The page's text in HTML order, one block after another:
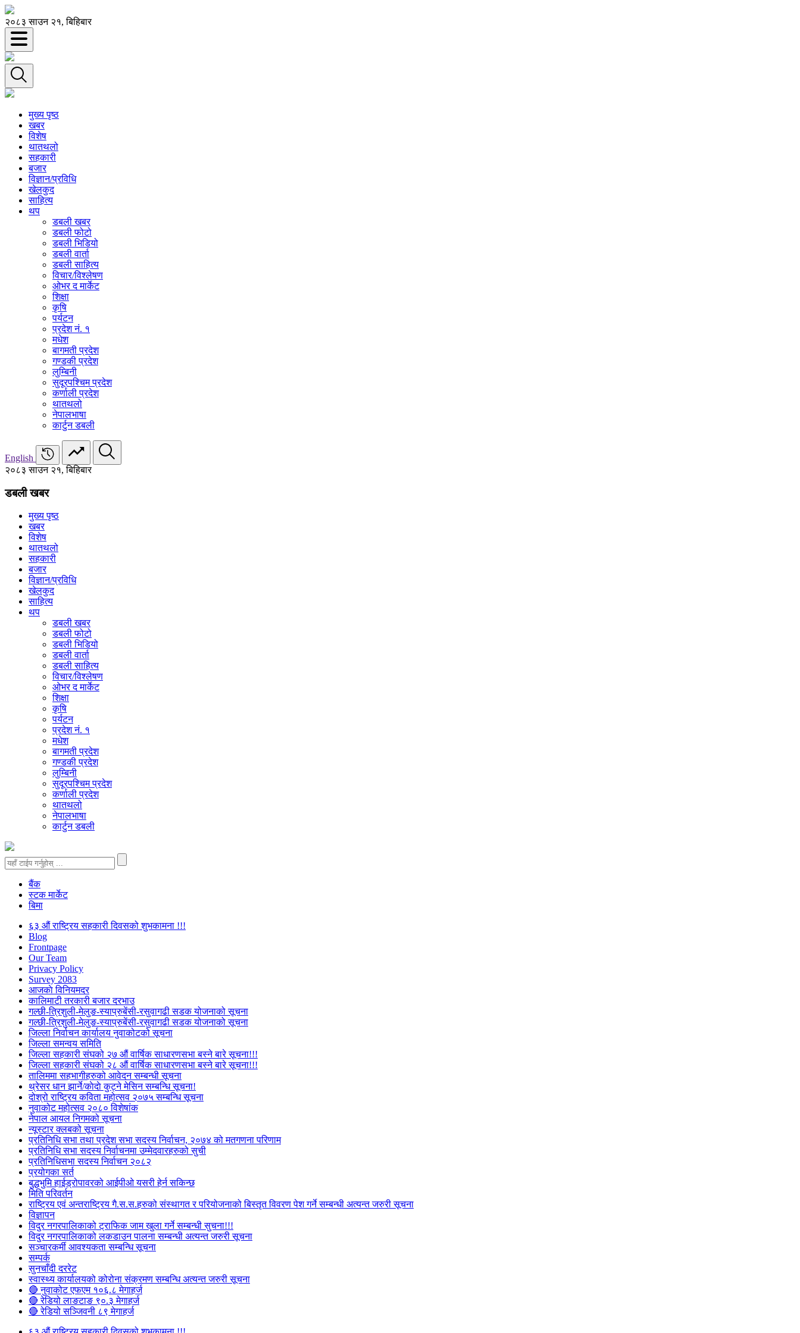
२०८३ साउन २१, बिहिबार
मुख्य पृष्ठ
खबर
विशेष
थातथलो
सहकारी
बजार
विज्ञान/प्रविधि
खेलकुद
साहित्य
थप
डबली खबर
डबली फोटो
डबली भिडियो
डबली वार्ता
डबली साहित्य
विचार/विश्‍लेषण
ओभर द मार्केट
शिक्षा
कृषि
पर्यटन
प्रदेश नं. १
मधेश
बागमती प्रदेश
गण्डकी प्रदेश
लुम्बिनी
सुदूरपश्चिम प्रदेश
कर्णाली प्रदेश
थातथलो
नेपालभाषा
कार्टुन डबली
English
२०८३ साउन २१, बिहिबार
डबली खबर
मुख्य पृष्ठ
खबर
विशेष
थातथलो
सहकारी
बजार
विज्ञान/प्रविधि
खेलकुद
साहित्य
थप
डबली खबर
डबली फोटो
डबली भिडियो
डबली वार्ता
डबली साहित्य
विचार/विश्‍लेषण
ओभर द मार्केट
शिक्षा
कृषि
पर्यटन
प्रदेश नं. १
मधेश
बागमती प्रदेश
गण्डकी प्रदेश
लुम्बिनी
सुदूरपश्चिम प्रदेश
कर्णाली प्रदेश
थातथलो
नेपालभाषा
कार्टुन डबली
बैंक
स्टक मार्केट
बिमा
६३ औं राष्ट्रिय सहकारी दिवसको शुभकामना !!!
Blog
Frontpage
Our Team
Privacy Policy
Survey 2083
आजकाे विनियमदर
कालिमाटी तरकारी बजार दरभाउ
गल्छी-त्रिशुली-मेलुङ-स्याप्रुबेंसी-रसुवागढी सडक योजनाको सूचना
गल्छी-त्रिशुली-मेलुङ-स्याप्रुबेंसी-रसुवागढी सडक योजनाको सूचना
जिल्ला निर्वाचन कार्यालय नुवाकोटको सूचना
जिल्ला समन्वय समिति
जिल्ला सहकारी संघको २७ औं वार्षिक साधारणसभा बस्ने बारे सूचना!!!
जिल्ला सहकारी संघको २८ औं वार्षिक साधारणसभा बस्ने बारे सूचना!!!
तालिममा सहभागीहरुको आवेदन सम्बन्धी सूचना
थ्रेसर धान झार्ने/काेदाे कुट्ने मेसिन सम्बन्धि सूचना!
दोश्रो राष्ट्रिय कविता महोत्सव २०७५ सम्बन्धि सूचना
नुवाकोट महोत्सव २०८० विशेषांक
नेपाल आयल निगमको सूचना
न्यूस्टार क्लबको सूचना
प्रतिनिधि सभा तथा प्रदेश सभा सदस्य निर्वाचन, २०७४ को मतगणना परिणाम
प्रतिनिधि सभा सदस्य निर्वाचनमा उम्मेदवारहरुको सुची
प्रतिनिधिसभा सदस्य निर्वाचन २०८२
प्रयोगका सर्त
बुद्धभुमि हाईड्रोपावरको आईपीओ यसरी हेर्न सकिन्छ
मिति परिवर्तन
राष्ट्रिय एवं अन्तराष्ट्रिय गै.स.स.हरुको संस्थागत र परियोजनाको बिस्तृत विवरण पेश गर्ने सम्बन्धी अत्यन्त जरुरी सूचना
विज्ञापन
विदुर नगरपालिकाको ट्राफिक जाम खुला गर्ने सम्बन्धी सुचना!!!
विदुर नगरपालिकाको लकडाउन पालना सम्बन्धी अत्यन्त जरुरी सूचना
सञ्चारकर्मी आवश्यकता सम्बन्धि सूचना
सम्पर्क
सुनचाँदी दररेट
स्वास्थ्य कार्यालयको कोरोना संक्रमण सम्बन्धि अत्यन्त जरुरी सूचना
🔴 नुवाकोट एफएम १०६.८ मेगाहर्ज
🔴 रेडियो लाङटाङ ९०.३ मेगाहर्ज
🔴 रेडियो सञ्जिवनी ८९ मेगाहर्ज